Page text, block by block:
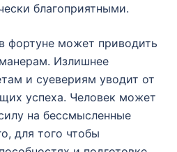
благоприятными.
фортуне может приводить
Излишнее
и суевериям уводит от
успеха. Человек может
на бессмысленные
для того чтобы